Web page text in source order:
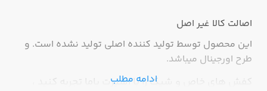
اصالت کالا غیر اصل
این محصول توسط تولید کننده اصلی تولید نشده است. و
طرح اورجینال میباشد.
کفش های خاص و شیک را با اسپرت باما تجربه کنید ،
ادامه مطلب